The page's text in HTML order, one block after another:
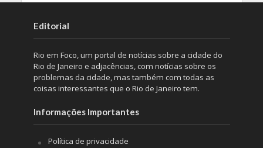
Editorial
Rio em Foco, um portal de notícias sobre a cidade do
Rio de Janeiro e adjacências, com notícias sobre os
problemas da cidade, mas também com todas as
coisas interessantes que o Rio de Janeiro tem.
Informações Importantes
Política de privacidade